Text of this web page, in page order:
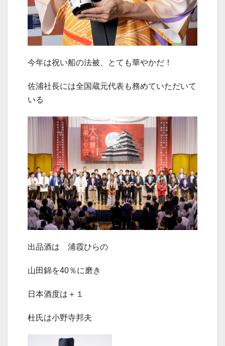
今年は祝い船の法被、とても華やかだ！
佐浦社長には全国蔵元代表も務めていただいて
いる
出品酒は 浦霞ひらの
山田錦を40％に磨き
日本酒度は＋１
杜氏は小野寺邦夫